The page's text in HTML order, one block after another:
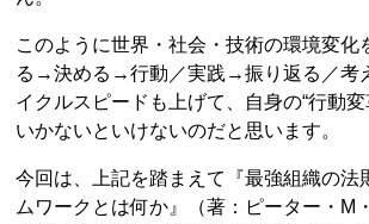
このように世界・社会・技術の環境変化
る→決める→行動／実践→振り返る／
イクルスピードも上げて、自身の“行動変
いかないといけないのだと思います。
今回は、上記を踏まえて『最強組織の
ムワークとは何か』（著：ピーター・M